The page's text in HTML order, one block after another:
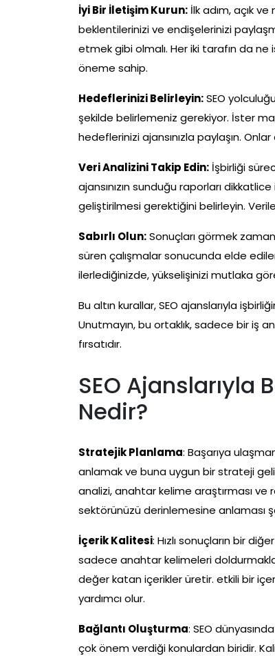
İyi Bir İletişim Kurun: İlk adım, açık
beklentilerinizi ve endişelerinizi
etmek gibi olmalı. Her iki tarafın da ne
öneme sahip.
Hedeflerinizi Belirleyin:SEO
şekilde belirlemeniz gerekiyor. İster
hedeflerinizi ajansınızla paylaşın.
Veri Analizini Takip Edin: İşbirliği
ajansınızın sunduğu raporları
geliştirilmesi gerektiğini belirleyin.
Sabırlı Olun:Sonuçları görmek
süren çalışmalar sonucunda elde
ilerlediğinizde, yükselişinizi mutlaka
Bu altın kurallar, SEO ajanslarıyla
Unutmayın, bu ortaklık, sadece bir iş
fırsatıdır.
SEO Ajanslarıyla
Nedir?
Stratejik Planlama: Başarıya
anlamak ve buna uygun bir strateji
analizi, anahtar kelime araştırması ve
sektörünüzü derinlemesine anlaması
İçerik Kalitesi: Hızlı sonuçların bir
sadece anahtar kelimeleri doldurmakla
değer katan içerikler üretir. etkili bir
yardımcı olur.
Bağlantı Oluşturma: SEO
çok önem verdiği konulardan biridir.